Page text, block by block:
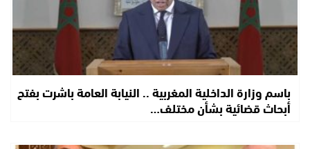
باسم وزارة الداخلية المغربية .. النيابة العامة باشرت بفتح
أبحاث قضائية بشأن مختلف…